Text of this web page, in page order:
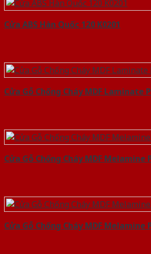
Cửa ABS Hàn Quốc 120 K0201
Cửa Gỗ Chống Cháy MDF Laminate
Cửa Gỗ Chống Cháy MDF Melamine
Cửa Gỗ Chống Cháy MDF Melamine